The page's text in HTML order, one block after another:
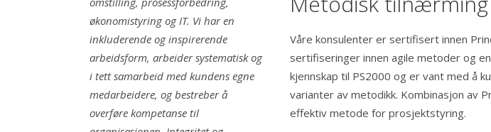
økonomistyring og IT. Vi har en
inkluderende og inspirerende
arbeidsform, arbeider systematisk og
i tett samarbeid med kundens egne
medarbeidere, og bestreber å
overføre kompetanse til
Våre konsulenter er sertifisert innen
sertifiseringer innen agile metoder og
kjennskap til PS2000 og er vant med å
varianter av metodikk. Kombinasjon av
effektiv metode for prosjektstyring.